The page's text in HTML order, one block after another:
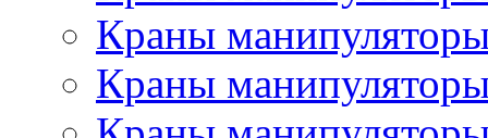
Краны
Краны